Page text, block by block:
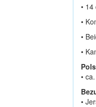
•
•
•
•
•
•